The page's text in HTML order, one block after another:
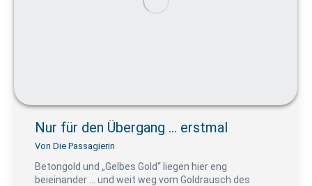
Nur für den Übergang … erstmal
Von Die Passagierin
Betongold und „Gelbes Gold“ liegen hier eng
beieinander … und weit weg vom Goldrausch des